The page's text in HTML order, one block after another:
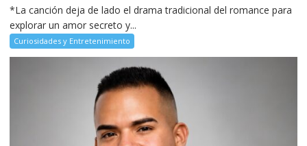
*La canción deja de lado el drama tradicional del romance para
explorar un amor secreto y...
Curiosidades y Entretenimiento